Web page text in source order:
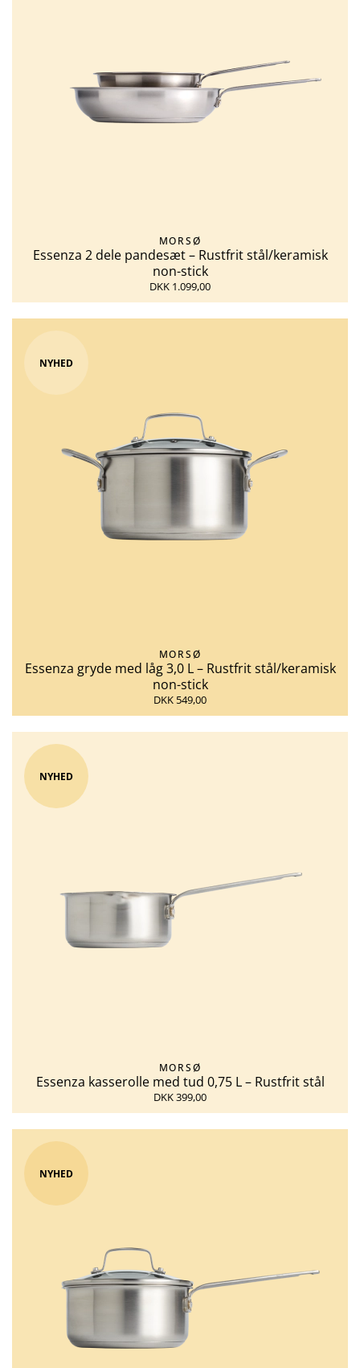
MORSØ
Essenza 2 dele pandesæt – Rustfrit stål/keramisk
non-stick
DKK 1.099,00
NYHED
MORSØ
Essenza gryde med låg 3,0 L – Rustfrit stål/keramisk
non-stick
DKK 549,00
NYHED
MORSØ
Essenza kasserolle med tud 0,75 L – Rustfrit stål
DKK 399,00
NYHED